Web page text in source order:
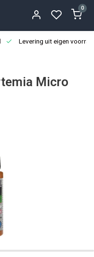
0
Levering uit eigen
Micro